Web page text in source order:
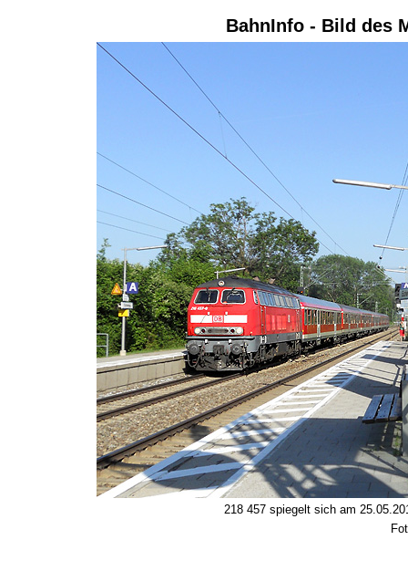
BahnInfo - Bild des
218 457 spiegelt sich am